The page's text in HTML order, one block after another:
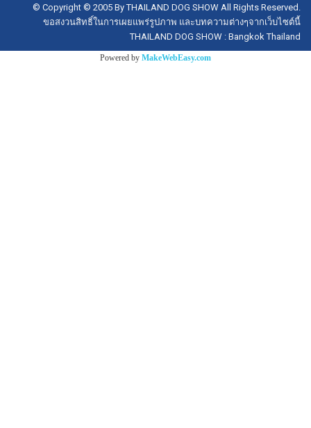
© Copyright © 2005 By THAILAND DOG SHOW All Rights Reserved.
ขอสงวนสิทธิ์ในการเผยแพร่รูปภาพ และบทความต่างๆจากเว็บไซต์นี้
THAILAND DOG SHOW : Bangkok Thailand
Powered by MakeWebEasy.com